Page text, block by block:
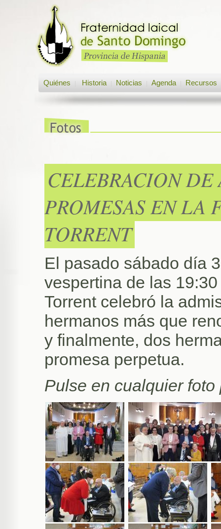
Quiénes Historia Noticias Agenda Recursos
CELEBRACION
PROMESAS EN LA
TORRENT
El pasado sábado día
vespertina de las
Torrent celebró la
hermanos más que
y finalmente, dos
promesa perpetua.
Pulse en cualquier